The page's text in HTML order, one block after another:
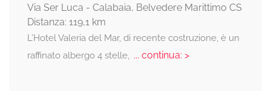
Via Ser Luca - Calabaia, Belvedere Marittimo CS
Distanza: 119,1 km
L’Hotel Valeria del Mar, di recente costruzione, è un
raffinato albergo 4 stelle, ... continua: >